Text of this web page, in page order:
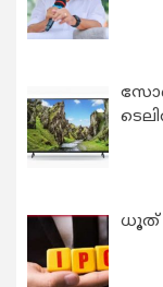
ധൂത്